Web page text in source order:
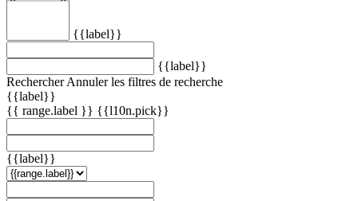
{{label}}
{{label}}
Rechercher Annuler les filtres de recherche
{{label}}
{{ range.label }} {{l10n.pick}}
{{label}}